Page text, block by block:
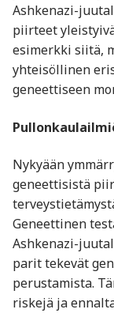
Ashkenazi-
piirteet
esimerkki siitä,
yhteisöllinen
geneettiseen
Nykyään
geneettisistä
Geneettinen
Ashkenazi-
parit tekevät
perustamista.
riskejä ja